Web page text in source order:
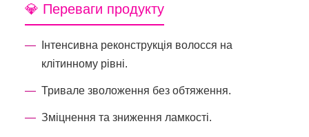
💎 Переваги продукту
Інтенсивна реконструкція волосся на
клітинному рівні.
Тривале зволоження без обтяження.
Зміцнення та зниження ламкості.